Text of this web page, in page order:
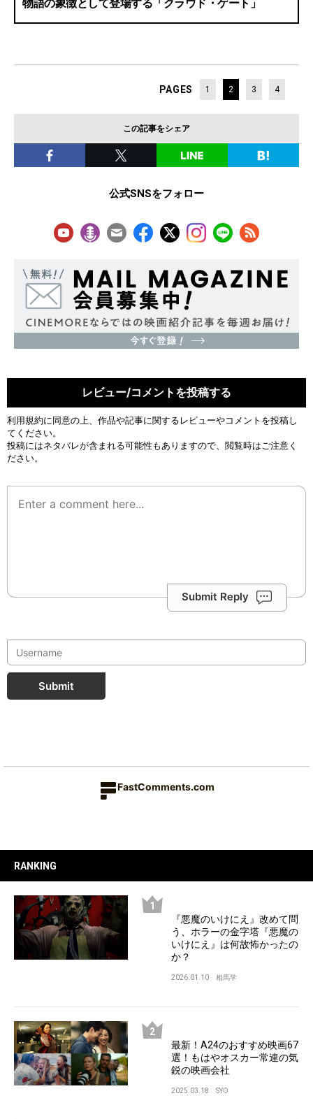
物語の象徴として登場する「クラウド・ゲート」
PAGES 1 2 3 4
この記事をシェア
公式SNSをフォロー
レビュー/コメントを投稿する
利用規約に同意の上、作品や記事に関するレビューやコメントを投稿し
てください。
投稿にはネタバレが含まれる可能性もありますので、閲覧時はご注意く
ださい。
Submit Reply
Submit
FastComments.com
RANKING
『悪魔のいけにえ』改めて問
う、ホラーの金字塔『悪魔の
いけにえ』は何故怖かったの
か？
2026.01.10 相馬学
最新！A24のおすすめ映画67
選！もはやオスカー常連の気
鋭の映画会社
2025.03.18 SYO